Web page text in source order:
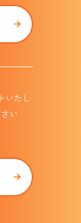
いたし
い